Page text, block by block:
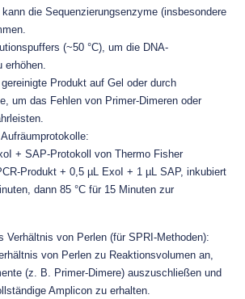
die Sequenzierungsenzyme (insbesondere
(~50 °C), um die DNA-
erhöhen.
Produkt auf Gel oder durch
um das Fehlen von Primer-Dimeren oder
+ SAP-Protokoll von Thermo Fisher
Produkt + 0,5 µL ExoI + 1 µL SAP, inkubiert
dann 85 °C für 15 Minuten zur
Verhältnis von Perlen (für SPRI-Methoden):
von Perlen zu Reaktionsvolumen an,
(z. B. Primer-Dimere) auszuschließen und
Amplicon zu erhalten.